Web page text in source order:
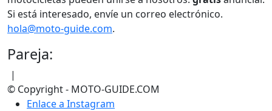
Si está interesado, envíe un correo electrónico.
hola@moto-guide.com.
Pareja:
|
© Copyright - MOTO-GUIDE.COM
Enlace a Instagram